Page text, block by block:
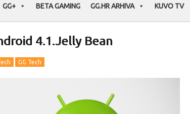
GG+ BETA GAMING GG.HR ARHIVA KUVO TV
4.1.Jelly Bean
GG Tech